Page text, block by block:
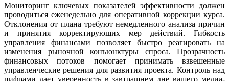
Мониторинг ключевых показателей эффективности должен
проводиться еженедельно для оперативной коррекции курса.
Отклонения от плана требуют немедленного анализа причин
и принятия корректирующих мер действий. Гибкость
управления финансами позволяет быстро реагировать на
изменения рыночной конъюнктуры спроса. Прозрачность
финансовых потоков помогает принимать взвешенные
управленческие решения для развития проекта. Контроль над
цифрами дает уверенность в завтрашнем дне вашего медиа-